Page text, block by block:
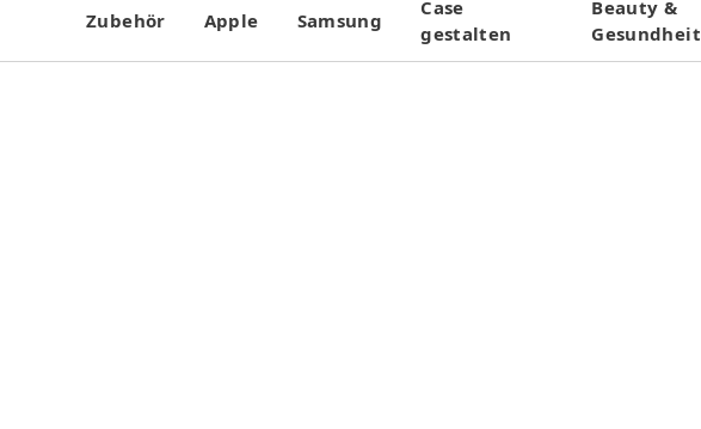
Zubehör Apple Samsung
Case
gestalten
Beauty &
Gesundheit